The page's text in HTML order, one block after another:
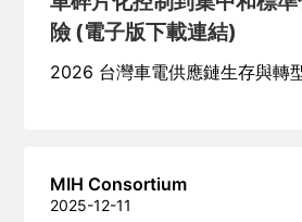
險 (電子版下載連結)
2026 台灣車電供應鏈生存與轉
MIH Consortium
2025-12-11